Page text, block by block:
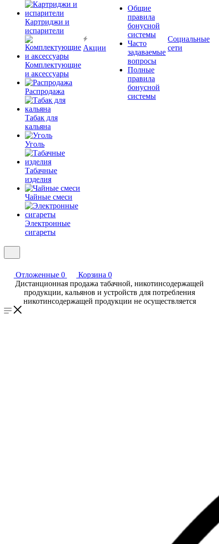
Картриджи и
испарители
Комплектующие
и аксессуары
Распродажа
Табак для
кальяна
Уголь
Табачные
изделия
Чайные смеси
Электронные
сигареты
Акции
Общие
правила
бонусной
системы
Часто
задаваемые
вопросы
Полные
правила
бонусной
системы
Социальные
сети
Отложенные 0 Корзина 0
Дистанционная продажа табачной, никотинсодержащей
продукции, кальянов и устройств для потребления
никотинсодержащей продукции не осуществляется